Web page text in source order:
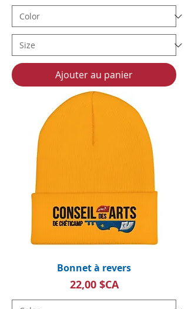
Ajouter au panier
Bonnet à revers
Prix
22,00 $CA